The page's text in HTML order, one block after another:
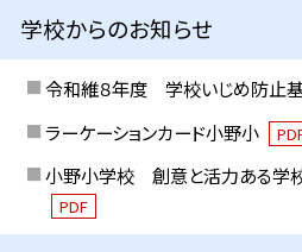
学校からのお知らせ
令和維８年度 学校いじめ防止
ラーケーションカード小野小
小野小学校 創意と活力ある学
PDF